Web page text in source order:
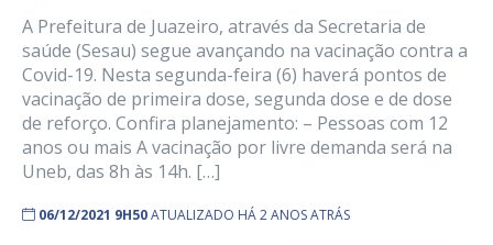
A Prefeitura de Juazeiro, através da Secretaria de
saúde (Sesau) segue avançando na vacinação contra a
Covid-19. Nesta segunda-feira (6) haverá pontos de
vacinação de primeira dose, segunda dose e de dose
de reforço. Confira planejamento: – Pessoas com 12
anos ou mais A vacinação por livre demanda será na
Uneb, das 8h às 14h. […]
06/12/2021 9H50ATUALIZADO HÁ 2 ANOS ATRÁS